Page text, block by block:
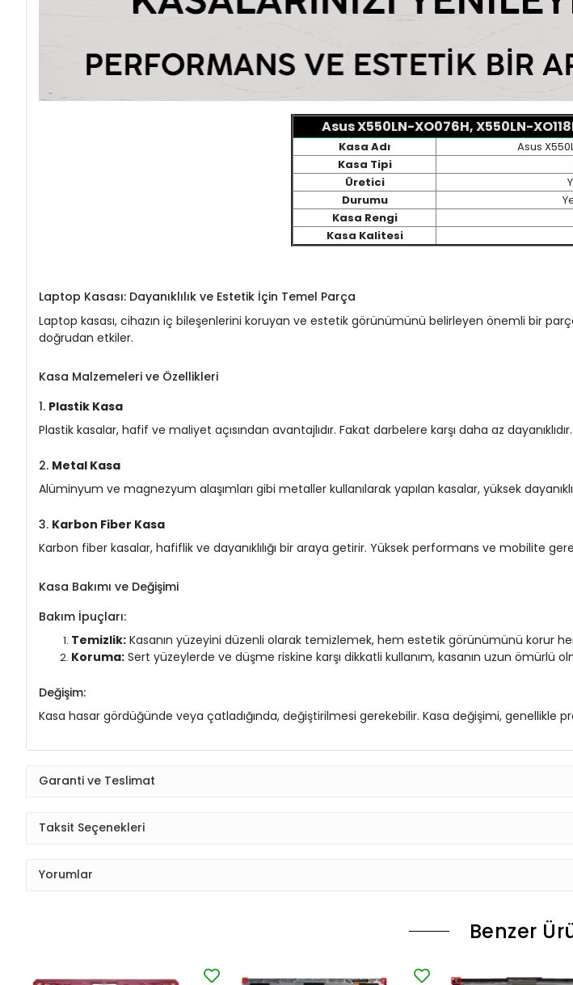
Asus X550LN-XO076H, X550LN-
Kasa Adı
Asus
Kasa Tipi
Üretici
Durumu
Kasa Rengi
Kasa Kalitesi
Laptop Kasası: Dayanıklılık ve Estetik İçin Temel Parça
Laptop kasası, cihazın iç bileşenlerini koruyan ve estetik görünümünü belirleyen önemli bir
doğrudan etkiler.
Kasa Malzemeleri ve Özellikleri
1. Plastik Kasa
Plastik kasalar, hafif ve maliyet açısından avantajlıdır. Fakat darbelere karşı daha az dayanıklıdır.
2. Metal Kasa
Alüminyum ve magnezyum alaşımları gibi metaller kullanılarak yapılan kasalar, yüksek
3. Karbon Fiber Kasa
Karbon fiber kasalar, hafiflik ve dayanıklılığı bir araya getirir. Yüksek performans ve mobilite
Kasa Bakımı ve Değişimi
Bakım İpuçları:
Temizlik: Kasanın yüzeyini düzenli olarak temizlemek, hem estetik görünümünü korur
Koruma: Sert yüzeylerde ve düşme riskine karşı dikkatli kullanım, kasanın uzun ömürlü
Değişim:
Kasa hasar gördüğünde veya çatladığında, değiştirilmesi gerekebilir. Kasa değişimi, genellikle
Garanti ve Teslimat
Taksit Seçenekleri
Yorumlar
Benzer